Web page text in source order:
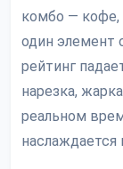
комбо — кофе,
один элемент
рейтинг
нарезка,
реальном